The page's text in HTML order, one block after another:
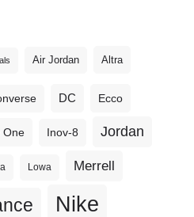
Air Jordan Altra
DC Ecco
One Inov-8 Jordan
Lowa Merrell
Nike